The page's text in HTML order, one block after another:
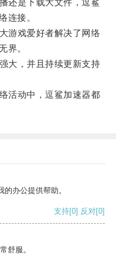
是下载大文件，逗鲨
连接。
戏爱好者解决了网络
界。
，并且持续更新支持
动中，逗鲨加速器都
办公提供帮助。
支持[0] 反对[0]
舒服。